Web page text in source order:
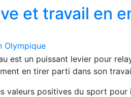
et travail en
Olympique
est un puissant levier pour
en tirer parti dans son
valeurs positives du sport